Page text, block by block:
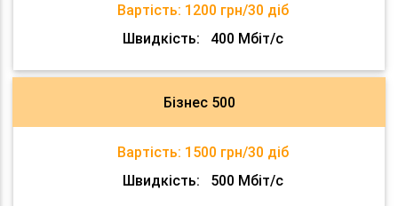
Вартість: 1200 грн/30 діб
Швидкість:
400 Мбіт/с
Бізнес 500
Вартість: 1500 грн/30 діб
Швидкість:
500 Мбіт/с